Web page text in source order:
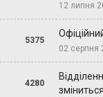
12 липня
5375
02 серпня
4280